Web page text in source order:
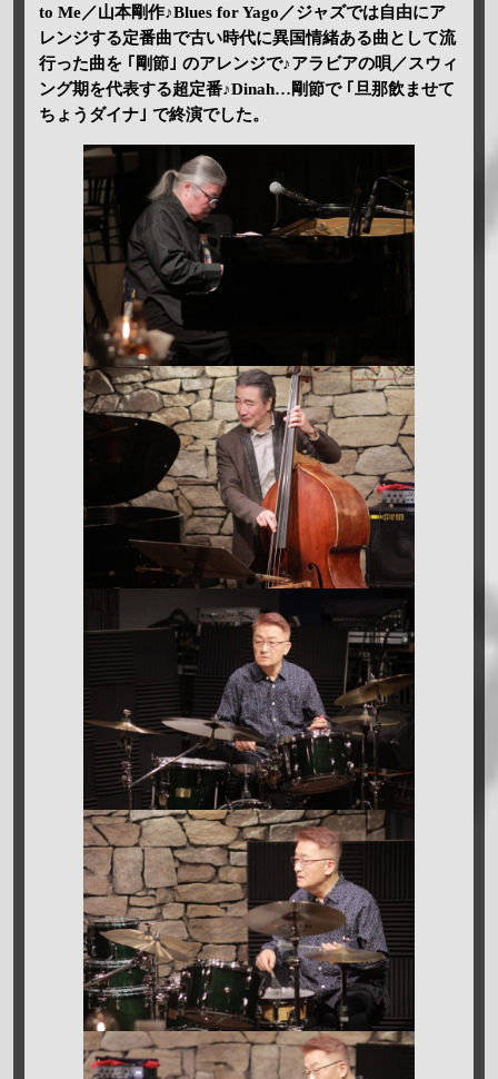
to Me／山本剛作♪Blues for Yago／ジャズでは自由にア
レンジする定番曲で古い時代に異国情緒ある曲として流
行った曲を ｢剛節｣ のアレンジで♪アラビアの唄／スウィ
ング期を代表する超定番♪Dinah…剛節で ｢旦那飲ませて
ちょうダイナ｣ で終演でした。